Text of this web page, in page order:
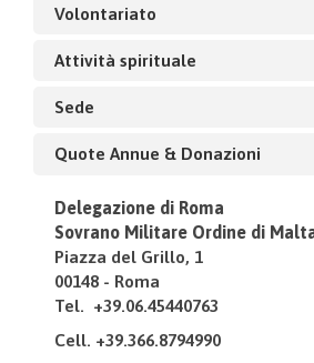
Volontariato
Attività spirituale
Sede
Quote Annue & Donazioni
Delegazione di Roma
Sovrano Militare Ordine di
Piazza del Grillo, 1
00148 - Roma
Tel. +39.06.45440763
Cell. +39.366.8794990